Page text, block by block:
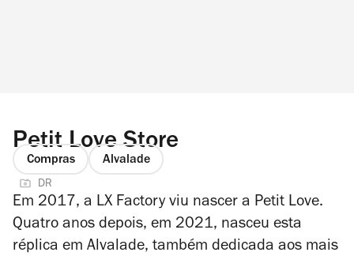
Petit Love Store
Compras Alvalade
DR
Em 2017, a LX Factory viu nascer a Petit Love.
Quatro anos depois, em 2021, nasceu esta
réplica em Alvalade, também dedicada aos mais